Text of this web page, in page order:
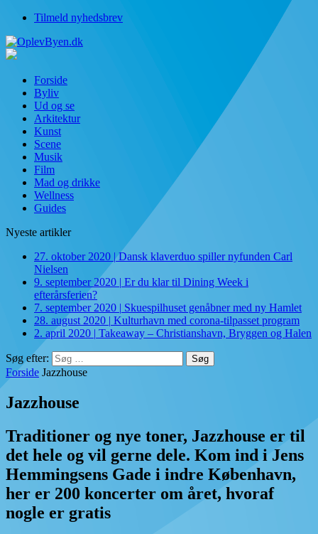
Tilmeld nyhedsbrev
Forside
Byliv
Ud og se
Arkitektur
Kunst
Scene
Musik
Film
Mad og drikke
Wellness
Guides
Nyeste artikler
27. oktober 2020 | Dansk klaverduo spiller nyfunden Carl
Nielsen
9. september 2020 | Er du klar til Dining Week i
efterårsferien?
7. september 2020 | Skuespilhuset genåbner med ny Hamlet
28. august 2020 | Kulturhavn med corona-tilpasset program
2. april 2020 | Takeaway – Christianshavn, Bryggen og Halen
Søg efter:
Forside Jazzhouse
Jazzhouse
Traditioner og nye toner, Jazzhouse er til
det hele og vil gerne dele. Kom ind i Jens
Hemmingsens Gade i indre København,
her er 200 koncerter om året, hvoraf
nogle er gratis